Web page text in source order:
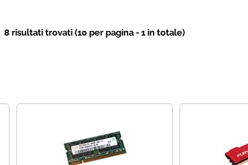
8 risultati trovati (10 per pagina - 1 in totale)